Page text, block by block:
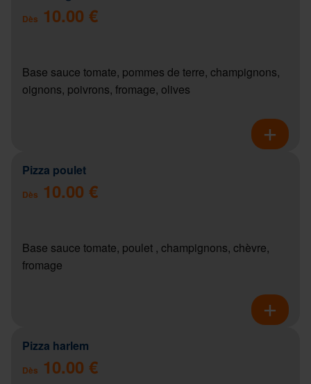
Dès 10.00 €
Base sauce tomate, pommes de terre, champignons,
oignons, poivrons, fromage, olives
Pizza poulet
Dès 10.00 €
Base sauce tomate, poulet , champignons, chèvre,
fromage
Pizza harlem
Dès 10.00 €